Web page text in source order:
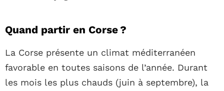
Quand partir en Corse ?
La Corse présente un climat méditerranéen
favorable en toutes saisons de l’année. Durant
les mois les plus chauds (juin à septembre), la